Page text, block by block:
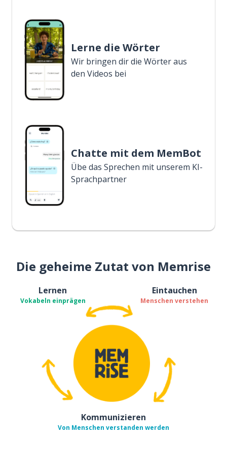
Lerne die Wörter
Wir bringen dir die Wörter aus
den Videos bei
Chatte mit dem MemBot
Übe das Sprechen mit unserem KI-
Sprachpartner
Die geheime Zutat von Memrise
Lernen
Vokabeln einprägen
Eintauchen
Menschen verstehen
Kommunizieren
Von Menschen verstanden werden